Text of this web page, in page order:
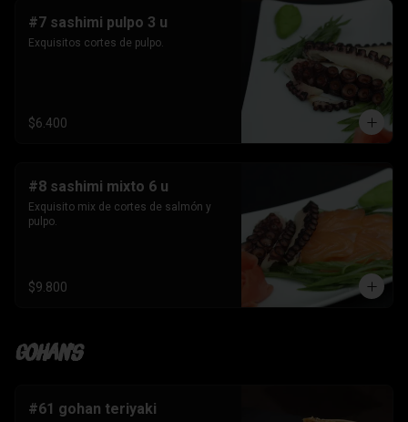
#7 sashimi pulpo 3 u
Exquisitos cortes de pulpo.
$6.400
#8 sashimi mixto 6 u
Exquisito mix de cortes de salmón y
pulpo.
$9.800
Gohan's
#61 gohan teriyaki